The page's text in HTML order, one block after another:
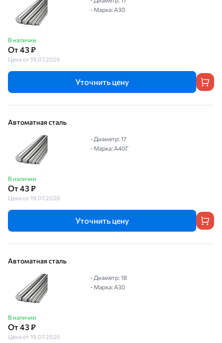
В наличии
От 43 ₽
Цена от 19.07.2026
- Марка: А30
Уточнить цену
Автоматная сталь
В наличии
От 43 ₽
Цена от 19.07.2026
- Диаметр: 17
- Марка: А40Г
Уточнить цену
Автоматная сталь
В наличии
От 43 ₽
Цена от 19.07.2026
- Диаметр: 18
- Марка: А30